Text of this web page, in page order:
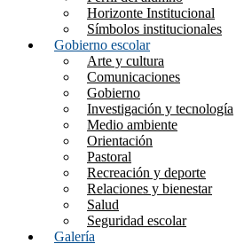
Horizonte Institucional
Símbolos institucionales
Gobierno escolar
Arte y cultura
Comunicaciones
Gobierno
Investigación y tecnología
Medio ambiente
Orientación
Pastoral
Recreación y deporte
Relaciones y bienestar
Salud
Seguridad escolar
Galería